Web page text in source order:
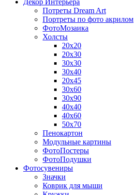
Потреты Dream Art
Портреты по фото акрилом
ФотоМозаика
Холсты
20х20
20х30
30х30
30х40
20х45
30х60
30х90
40х40
40х60
50х70
Пенокартон
Модульные картины
ФотоПостеры
ФотоПодушки
Фотоcувениры
Значки
Коврик для мыши